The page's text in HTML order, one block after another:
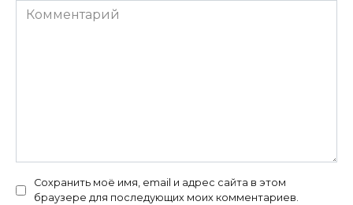
Комментарий
Сохранить моё имя, email и адрес сайта в этом
браузере для последующих моих комментариев.